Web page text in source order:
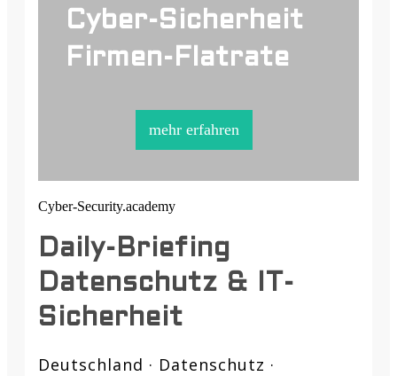
Cyber-Sicherheit
Firmen-Flatrate
mehr erfahren
Cyber-Security.academy
Daily-Briefing
Datenschutz & IT-
Sicherheit
Deutschland · Datenschutz ·